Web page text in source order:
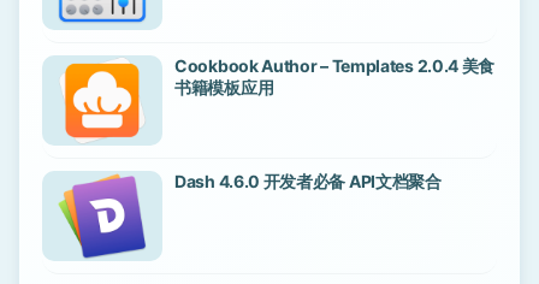
Cookbook Author – Templates 2.0.4 美食
书籍模板应用
Dash 4.6.0 开发者必备 API文档聚合